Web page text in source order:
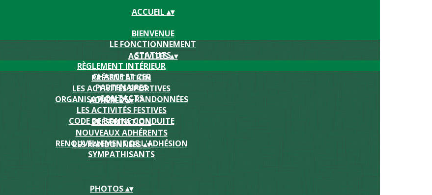
ACCUEIL ▴▾
BIENVENUE
LE FONCTIONNEMENT
STATUTS
RÈGLEMENT INTÉRIEUR
CHARTE ET CER
PARTENAIRES
CONTACTS
ACTIVITES▴▾
PRÉSENTATION
LES ACTIVITÉS SPORTIVES
ORGANISATION DES RANDONNÉES
LES ACTIVITÉS FESTIVES
CODE DE BONNE CONDUITE
ADHEREZ▴▾
PRÉSENTATION
NOUVEAUX ADHÉRENTS
RENOUVELLEMENT DE L'ADHÉSION
SYMPATHISANTS
LES RANDONNEES▴▾
PHOTOS▴▾